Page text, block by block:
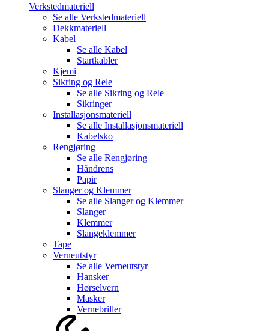
Verkstedmateriell
Se alle Verkstedmateriell
Dekkmateriell
Kabel
Se alle Kabel
Startkabler
Kjemi
Sikring og Rele
Se alle Sikring og Rele
Sikringer
Installasjonsmateriell
Se alle Installasjonsmateriell
Kabelsko
Rengjøring
Se alle Rengjøring
Håndrens
Papir
Slanger og Klemmer
Se alle Slanger og Klemmer
Slanger
Klemmer
Slangeklemmer
Tape
Verneutstyr
Se alle Verneutstyr
Hansker
Hørselvern
Masker
Vernebriller